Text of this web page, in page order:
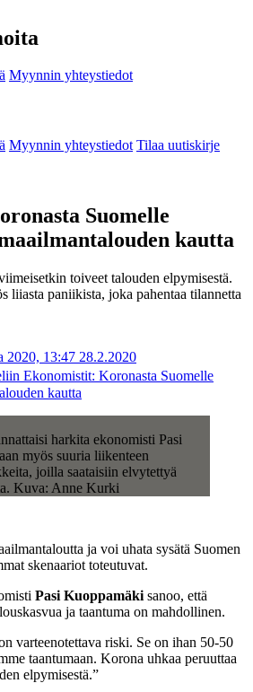
Myynnin yhteystiedot
Myynnin yhteystiedot Tilaa uutiskirje
Suomelle
kautta
toiveet talouden elpymisestä.
liiasta paniikista, joka pahentaa tilannetta
2020, 13:47 28.2.2020
Ekonomistit: Koronasta Suomelle
kautta
harkita ekonomisti Pasi
myös suuria liikenteen
joilla saataisiin elvytettyä
Kuva: Anne Kurki
ja voi uhata sysätä Suomen
skenaariot toteutuvat.
Pasi Kuoppamäki sanoo, että
ja taantuma on mahdollinen.
varteenotettava riski. Se on ihan 50-50
taantumaan. Korona uhkaa peruuttaa
elpymisestä.”